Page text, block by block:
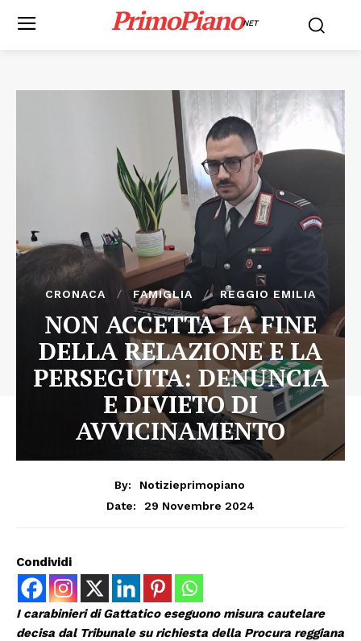
PrimoPianoNET
CRONACA FAMIGLIA REGGIO EMILIA
NON ACCETTA LA FINE
DELLA RELAZIONE E LA
PERSEGUITA: DENUNCIA
E DIVIETO DI
AVVICINAMENTO
By:
Notizieprimopiano
Date:
29 Novembre 2024
Condividi
I carabinieri di Gattatico eseguono misura cautelare
decisa dal Tribunale su richiesta della Procura reggiana